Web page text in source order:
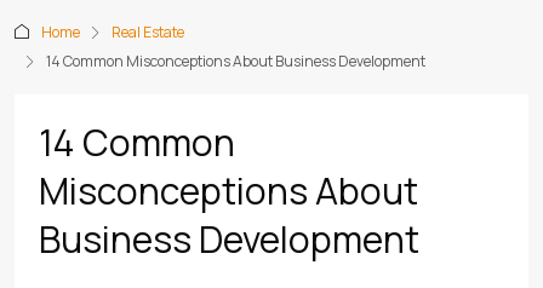
Home
Real Estate
14 Common Misconceptions About Business Development
14 Common
Misconceptions About
Business Development